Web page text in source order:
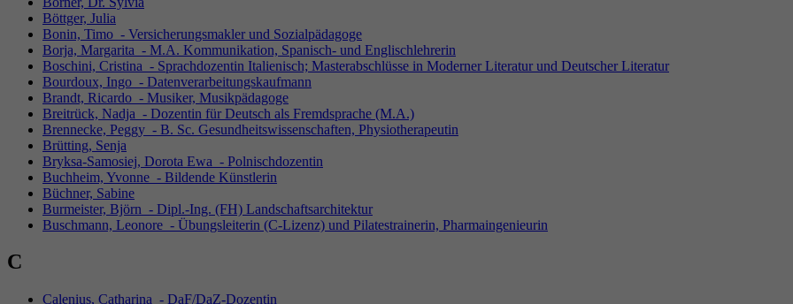
Böttger, Julia
Bonin, Timo - Versicherungsmakler und Sozialpädagoge
Borja, Margarita - M.A. Kommunikation, Spanisch- und Englischlehrerin
Boschini, Cristina - Sprachdozentin Italienisch; Masterabschlüsse in Moderner Literatur und Deutscher Literatur
Bourdoux, Ingo - Datenverarbeitungskaufmann
Brandt, Ricardo - Musiker, Musikpädagoge
Breitrück, Nadja - Dozentin für Deutsch als Fremdsprache (M.A.)
Brennecke, Peggy - B. Sc. Gesundheitswissenschaften, Physiotherapeutin
Brütting, Senja
Bryksa-Samosiej, Dorota Ewa - Polnischdozentin
Buchheim, Yvonne - Bildende Künstlerin
Büchner, Sabine
Burmeister, Björn - Dipl.-Ing. (FH) Landschaftsarchitektur
Buschmann, Leonore - Übungsleiterin (C-Lizenz) und Pilatestrainerin, Pharmaingenieurin
C
Calenius, Catharina - DaF/DaZ-Dozentin